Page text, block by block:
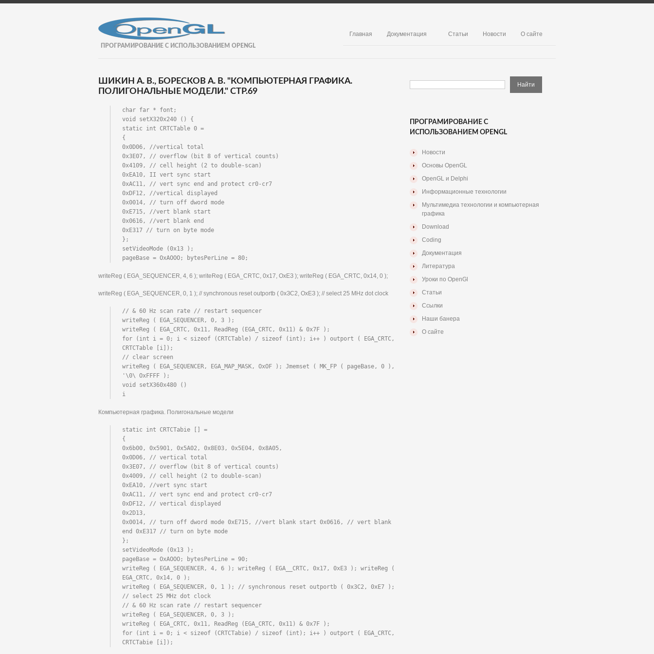
ПРОГРАМИРОВАНИЕ С ИСПОЛЬЗОВАНИЕМ OPENGL
Главная Документация Статьи Новости О сайте
ШИКИН А. В., БОРЕСКОВ А. В. "КОМПЬЮТЕРНАЯ ГРАФИКА.
ПОЛИГОНАЛЬНЫЕ МОДЕЛИ." СТР.69
char far * font;
void setX320x240 () {
static int CRTCTable 0 =
{
0x0D06, //vertical total
0x3E07, // overflow (bit 8 of vertical counts)
0x4109, // cell height (2 to double-scan)
0xEA10, II vert sync start
0xAC11, // vert sync end and protect cr0-cr7
0xDF12, //vertical displayed
0x0014, // turn off dword mode
0xE715, //vert blank start
0x0616, //vert blank end
0xE317 // turn on byte mode
};
setVideoMode (0x13 );
pageBase = OxAOOO; bytesPerLine = 80;
writeReg ( EGA_SEQUENCER, 4, 6 ); writeReg ( EGA_CRTC, 0x17, ОхЕЗ ); writeReg ( EGA_CRTC, 0x14, 0 );
writeReg ( EGA_SEQUENCER, 0, 1 ); // synchronous reset outportb ( 0хЗС2, ОхЕЗ ); // select 25 MHz dot clock
// & 60 Hz scan rate // restart sequencer
writeReg ( EGA_SEQUENCER, 0, 3 );
writeReg ( EGA_CRTC, 0x11, ReadReg (EGA_CRTC, 0x11) & 0x7F );
for (int i = 0; i < sizeof (CRTCTable) / sizeof (int); i++ ) outport ( EGA_CRTC,
CRTCTable [i]);
// clear screen
writeReg ( EGA_SEQUENCER, EGA_MAP_MASK, OxOF ); Jmemset ( MK_FP ( pageBase, 0 ),
'\0\ OxFFFF );
void setX360x480 ()
i
Компьютерная графика. Полигональные модели
static int CRTCTabie [] =
{
0x6b00, 0x5901, 0x5A02, 0x8E03, 0x5E04, 0x8A05,
0x0D06, // vertical total
0x3E07, // overflow (bit 8 of vertical counts)
0x4009, // cell height (2 to double-scan)
0xEA10, //vert sync start
0xAC11, // vert sync end and protect cr0-cr7
0xDF12, // vertical displayed
0x2D13,
0x0014, // turn off dword mode 0xE715, //vert blank start 0x0616, // vert blank
end 0xE317 // turn on byte mode
};
setVideoMode (0x13 );
pageBase = OxAOOO; bytesPerLine = 90;
writeReg ( EGA_SEQUENCER, 4, 6 ); writeReg ( EGA__CRTC, 0x17, 0xE3 ); writeReg (
EGA_CRTC, 0x14, 0 );
writeReg ( EGA_SEQUENCER, 0, 1 ); // synchronous reset outportb ( 0x3C2, 0xE7 );
// select 25 MHz dot clock
// & 60 Hz scan rate // restart sequencer
writeReg ( EGA_SEQUENCER, 0, 3 );
writeReg ( EGA_CRTC, 0x11, ReadReg (EGA_CRTC, 0x11) & 0x7F );
for (int i = 0; i < sizeof (CRTCTabie) / sizeof (int); i++ ) outport ( EGA_CRTC,
CRTCTabie [i]);
ПРОГРАМИРОВАНИЕ С
ИСПОЛЬЗОВАНИЕМ OPENGL
Новости
Основы OpenGL
OpenGL и Delphi
Информационные технологии
Мультимедиа технологии и компьютерная
графика
Download
Coding
Документация
Литература
Уроки по OpenGl
Статьи
Ссылки
Наши банера
О сайте